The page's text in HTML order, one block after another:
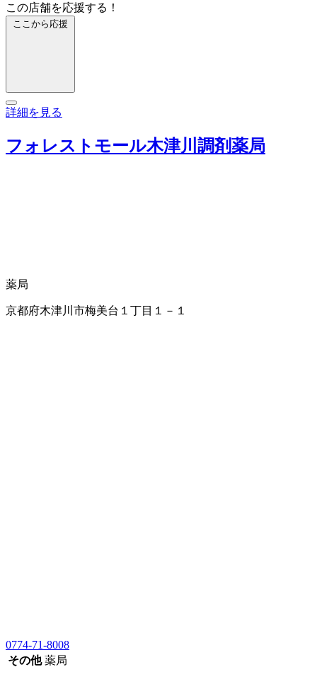
この店舗を応援する！
ここから応援
詳細を見る
フォレストモール木津川調剤薬局
薬局
京都府木津川市梅美台１丁目１－１
0774-71-8008
その他 薬局